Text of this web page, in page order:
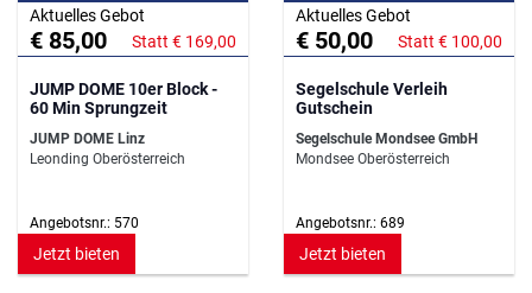
Aktuelles Gebot
€ 85,00 Statt € 169,00
JUMP DOME 10er Block -
60 Min Sprungzeit
JUMP DOME Linz
Leonding Oberösterreich
Angebotsnr.: 570
Jetzt bieten
Aktuelles Gebot
€ 50,00 Statt € 100,00
Segelschule Verleih
Gutschein
Segelschule Mondsee GmbH
Mondsee Oberösterreich
Angebotsnr.: 689
Jetzt bieten